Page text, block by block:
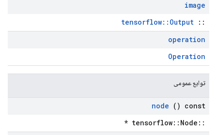
image
::
tensorflow::Output
operation
Operation
توابع عمومی
node () const
::tensorflow::Node *